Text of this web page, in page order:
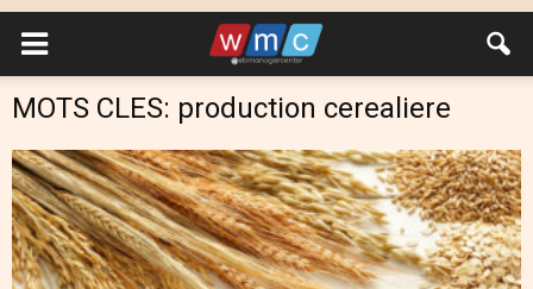
MOTS CLES: production cerealiere